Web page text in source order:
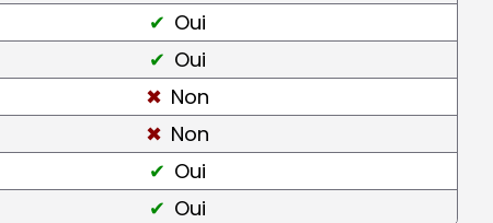
Oui
Oui
Non
Non
Oui
Oui